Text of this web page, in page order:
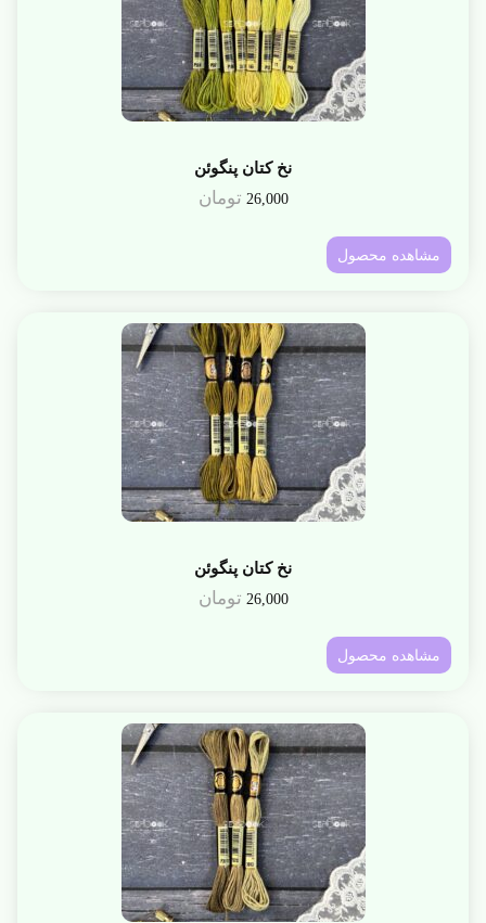
نخ کتان پنگوئن
26,000 تومان
مشاهده محصول
نخ کتان پنگوئن
26,000 تومان
مشاهده محصول